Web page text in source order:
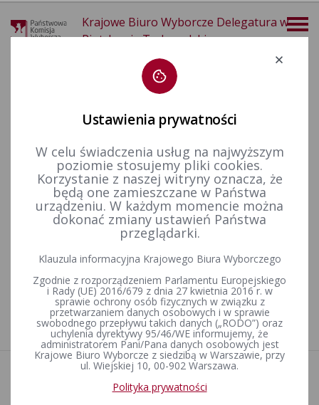
Krajowe Biuro Wyborcze Delegatura w
Piotrkowie Trybunalskim
Wyroki i postanowienia sądów Wygaśnięcie mandatu 2019 r.
Wyroki i postanowienia sądów_ wygaśnięcia mandatu
1
Wydarzenia
Ustawienia prywatności
W celu świadczenia usług na najwyższym
poziomie stosujemy pliki cookies.
Korzystanie z naszej witryny oznacza, że
będą one zamieszczane w Państwa
urządzeniu. W każdym momencie można
dokonać zmiany ustawień Państwa
przeglądarki.
Klauzula informacyjna Krajowego Biura Wyborczego
Zgodnie z rozporządzeniem Parlamentu Europejskiego
i Rady (UE) 2016/679 z dnia 27 kwietnia 2016 r. w
sprawie ochrony osób fizycznych w związku z
przetwarzaniem danych osobowych i w sprawie
swobodnego przepływu takich danych („RODO”) oraz
uchylenia dyrektywy 95/46/WE informujemy, że
administratorem Pani/Pana danych osobowych jest
Krajowe Biuro Wyborcze z siedzibą w Warszawie, przy
ul. Wiejskiej 10, 00-902 Warszawa.
Polityka prywatności